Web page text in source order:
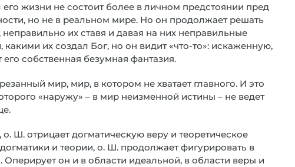
жизни не состоит более в личном предстоянии пред
но не в реальном мире. Но он продолжает решать
их ставя и давая на них неправильные
их создал Бог, но он видит «что-то»: искаженную,
собственная безумная фантазия.
мир, мир, в котором не хватает главного. И это
«наружу» – в мир неизменной истины – не ведет
Ш. отрицает догматическую веру и теоретическое
и теории, о. Ш. продолжает фигурировать в
Оперирует он и в области идеальной, в области веры и